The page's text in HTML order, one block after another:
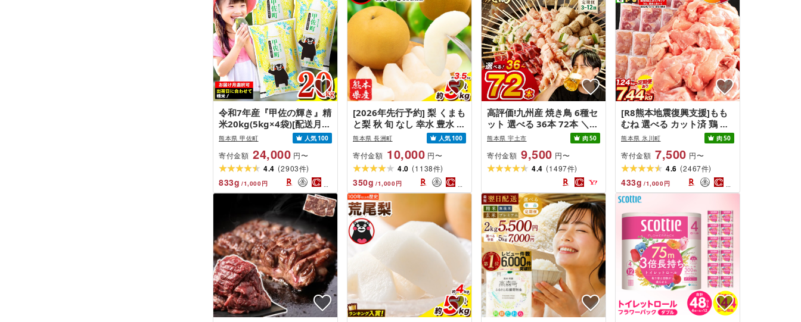
令和7年産『甲佐の輝き』精
米20kg(5kg×4袋)[配送月指
定可!]/出荷日に合わせて精
米 - 国産 白米 精米 お米 ブ
レンド米 複数原料米 訳あり
厳選 マイスター 生活応援
おすすめ 熊本県 甲佐町 [価
格改定ZS]
熊本県 甲佐町 人気100
寄付金額 24,000 円〜
4.4 (2903件)
833g /1,000円
[2026年先行予約] 梨 くまも
と梨 秋 旬 なし 幸水 豊水 果
物 くだもの フルーツ 送料
無料 あきづき 甘太 新高 新
興 約3.5kg 約5kg 熊本県産
[着日指定不可][8月下旬-11
月中旬頃出荷]旬 果物 お取
り寄せ ナシ
熊本県 長洲町 人気100
寄付金額 10,000 円〜
4.0 (1138件)
350g /1,000円
高評価!九州産 焼き鳥 6種セ
ット 選べる 36本 72本 ＼24
万件突破/ 小分け パック フ
ライパンで焼けるサイズ 国
産 鶏肉 職人 串打ち 冷凍 も
も つくね 砂肝 ふりそで ね
ぎま おかず BBQ キャンプ
おつまみ 定期便 業務用 送
料無料 [熊本県宇土市]
熊本県 宇土市 肉50
寄付金額 9,500 円〜
4.4 (1497件)
[R8熊本地震復興支援]もも
むね 選べる カット済 鶏 小
分け 1万円以下 ふるさと納
税 鶏肉 うまか チキン [出荷
時期をお選びください]熊本
県産 肉 定期便 とり とり肉
とりむね 鳥もも肉 小分けバ
ック 鳥 とりもも 冷凍 大容
量 もも肉 簡易包装
熊本県 氷川町 肉50
寄付金額 7,500 円〜
4.6 (2467件)
433g /1,000円